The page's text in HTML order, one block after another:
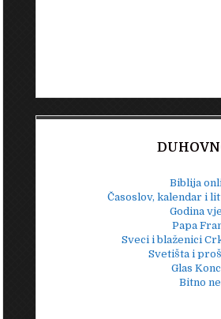
Biblija
Časoslov, kalendar i
Godina
Papa
Sveci i blaženici
Svetišta i
Glas
Bitno